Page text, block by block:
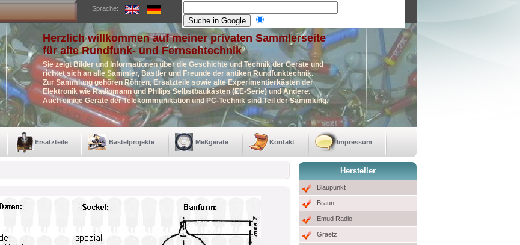
Sprache:
Herzlich willkommen auf meiner privaten Sammlerseite
für alte Rundfunk- und Fernsehtechnik
Sie zeigt Bilder und Informationen über die Geschichte und Technik der Geräte und
richtet sich an alle Sammler, Bastler und Freunde der antiken Rundfunktechnik.
Zur Sammlung gehören Röhren, Ersatzteile sowie alte Experimentierkästen der
Elektronik wie Radiomann und Philips Selbstbaukästen (EE-Serie) und Andere.
Auch einige Geräte der Telekommunikation und PC-Technik sind Teil der Sammlung.
Ersatzteile Bastelprojekte Meßgeräte Kontakt Impressum
Hersteller
Blaupunkt
Braun
Emud Radio
Graetz